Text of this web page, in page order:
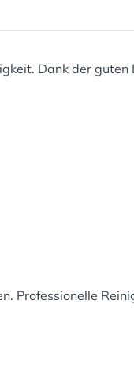
Dank der
Professionelle